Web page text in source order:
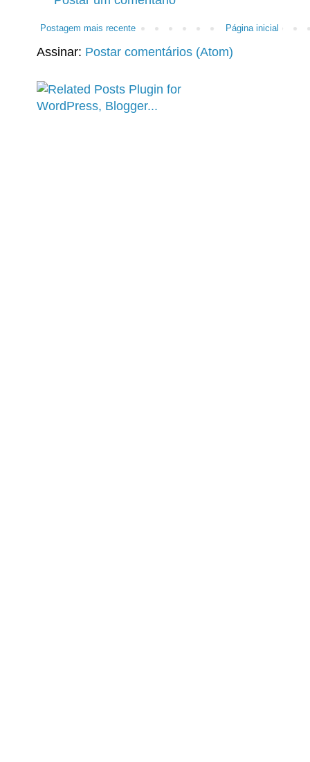
Postagem mais recente Página inicial
Assinar: Postar comentários (Atom)